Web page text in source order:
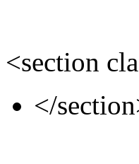
<section
</